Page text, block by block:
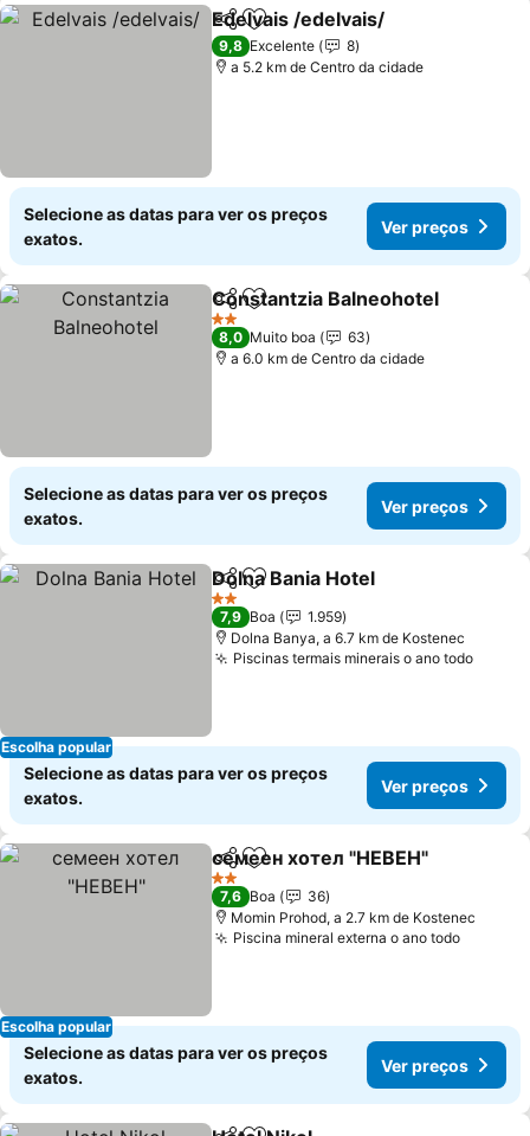
PartilharAdicionar aos favoritos
Edelvais /edelvais/
9,8 Excelente
8
a 5.2 km de Centro da cidade
Selecione as datas para ver os preços
exatos.
Ver preços
PartilharAdicionar aos favoritos
Constantzia Balneohotel
2 Estrelas
8,0 Muito boa
63
a 6.0 km de Centro da cidade
Selecione as datas para ver os preços
exatos.
Ver preços
Escolha popular
PartilharAdicionar aos favoritos
Dolna Bania Hotel
2 Estrelas
7,9 Boa
1.959
Dolna Banya, a 6.7 km de Kostenec
Piscinas termais minerais o ano todoVer
Selecione as datas para ver os preços
exatos.
Ver preços
Escolha popular
PartilharAdicionar aos favoritos
семеен хотел "НЕВЕН"
2 Estrelas
7,6 Boa
36
Momin Prohod, a 2.7 km de Kostenec
Piscina mineral externa o ano todoVer
Selecione as datas para ver os preços
exatos.
Ver preços